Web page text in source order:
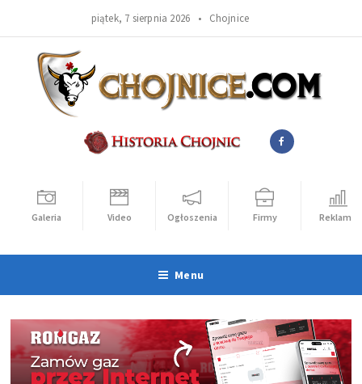
piątek, 7 sierpnia 2026 • Chojnice
Galeria Video Ogłoszenia Firmy Reklama
Menu